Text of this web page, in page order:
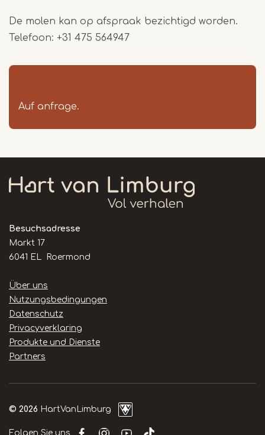
De molen kan op afspraak bezichtigd worden.
Telefoon: +31 475 564947
Auf anfrage.
Besuchsadresse
Markt 17
6041 EL Roermond
Handige
links
Über uns
Nutzungsbedingungen
Datenschutz
Privacyverklaring
Produkte und Dienste
Partners
© 2026 HartVanLimburg
Folgen Sie uns